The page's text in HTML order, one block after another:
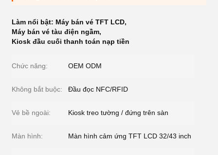
Làm nổi bật: Máy bán vé TFT LCD,
Máy bán vé tàu điện ngầm,
Kiosk đầu cuối thanh toán nạp tiền
Chức năng: OEM ODM
Không bắt buộc: Đầu đọc NFC/RFID
Vẻ bề ngoài: Kiosk treo tường / đứng trên sàn
Màn hình: Màn hình cảm ứng TFT LCD 32/43 inch